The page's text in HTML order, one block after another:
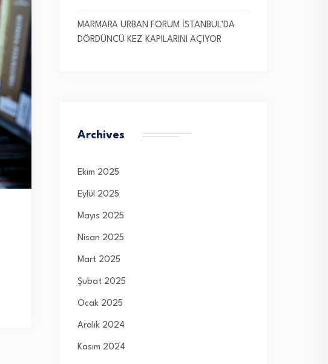
MARMARA URBAN FORUM İSTANBUL’DA
DÖRDÜNCÜ KEZ KAPILARINI AÇIYOR
Archives
Ekim 2025
Eylül 2025
Mayıs 2025
Nisan 2025
Mart 2025
Şubat 2025
Ocak 2025
Aralık 2024
Kasım 2024